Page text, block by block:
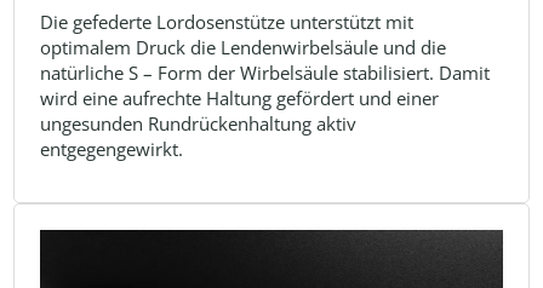
Die gefederte Lordosenstütze unterstützt mit
optimalem Druck die Lendenwirbelsäule und die
natürliche S – Form der Wirbelsäule stabilisiert. Damit
wird eine aufrechte Haltung gefördert und einer
ungesunden Rundrückenhaltung aktiv
entgegengewirkt.